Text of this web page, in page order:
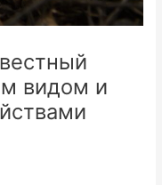
видом и